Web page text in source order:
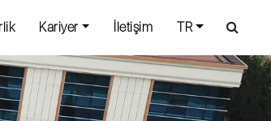
Kariyer İletişim TR